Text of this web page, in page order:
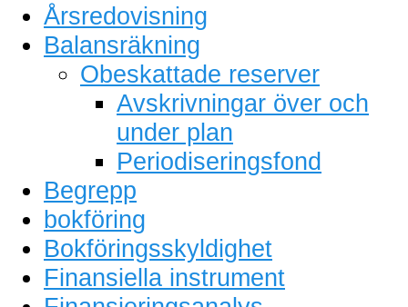
Årsredovisning
Balansräkning
Obeskattade reserver
Avskrivningar över och
under plan
Periodiseringsfond
Begrepp
bokföring
Bokföringsskyldighet
Finansiella instrument